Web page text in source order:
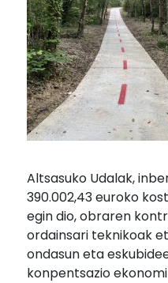
Altsasuko Udalak,
390.002,43 euroko
egin dio, obraren
ordainsari teknikoak
ondasun eta
konpentsazio